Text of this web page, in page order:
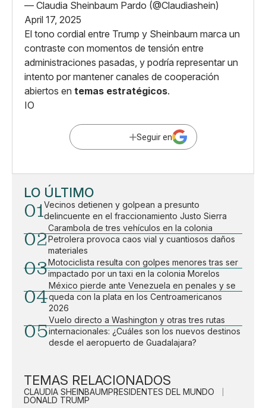
— Claudia Sheinbaum Pardo (@Claudiashein)
April 17, 2025
El tono cordial entre Trump y Sheinbaum marca un
contraste con momentos de tensión entre
administraciones pasadas, y podría representar un
intento por mantener canales de cooperación
abiertos en temas estratégicos.
IO
Seguir en
LO ÚLTIMO
01Vecinos detienen y golpean a presunto
delincuente en el fraccionamiento Justo Sierra
02
Carambola de tres vehículos en la colonia
Petrolera provoca caos vial y cuantiosos daños
materiales
03Motociclista resulta con golpes menores tras ser
impactado por un taxi en la colonia Morelos
04
México pierde ante Venezuela en penales y se
queda con la plata en los Centroamericanos
2026
05
Vuelo directo a Washington y otras tres rutas
internacionales: ¿Cuáles son los nuevos destinos
desde el aeropuerto de Guadalajara?
TEMAS RELACIONADOS
CLAUDIA SHEINBAUMPRESIDENTES DEL MUNDO
DONALD TRUMP